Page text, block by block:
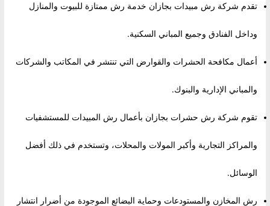
تقدم شركة رش مبيدات بجازان خدمة رش ممتازة للبيوت والمنازل
وداخل الفنادق وجميع المباني السكنية.
أعمال مكافحة الحشرات والقوارض التي تنتشر في المكاتب والشركات
والمباني الإدارية والبنوك.
تقوم شركة رش حشرات بجازان بأعمال رش المبيدات للمستشفيات
والمراكز التجارية وأكبر المولات والمحلات، وتستخدم في ذلك أفضل
الوسائل.
رش المخازن والمستودعات وحماية البضائع الموجودة من أضرار انتشار